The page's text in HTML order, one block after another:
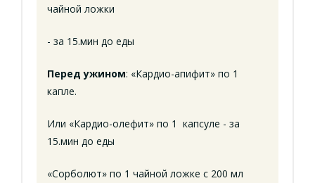
чайной ложки
- за 15.мин до еды
Перед ужином: «Кардио-апифит» по 1
капле.
Или «Кардио-олефит» по 1 капсуле - за
15.мин до еды
«Сорболют» по 1 чайной ложке с 200 мл